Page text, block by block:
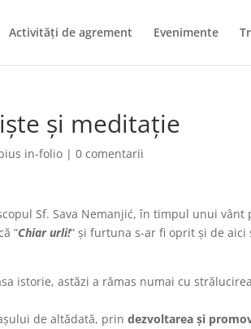
Activități de agrement Evenimente
și meditație
in-folio |0 comentarii
Sf. Sava Nemanjić, în timpul unui
”Chiar urli!” și furtuna s-ar fi oprit și de
istorie, astăzi a rămas numai cu
de altădată, prindezvoltarea și